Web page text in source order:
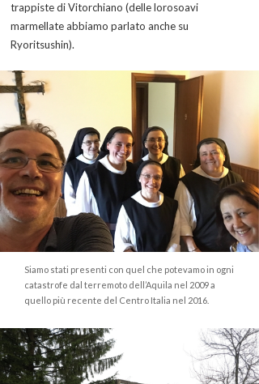
trappiste di Vitorchiano (delle lorosoavi
marmellate abbiamo parlato anche su
Ryoritsushin).
Siamo stati presenti con quel che potevamo in ogni
catastrofe dal terremoto dell’Aquila nel 2009 a
quello più recente del Centro Italia nel 2016.